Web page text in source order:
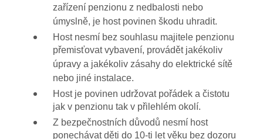
zařízení penzionu z nedbalosti nebo
úmyslně, je host povinen škodu uhradit.
Host nesmí bez souhlasu majitele penzionu
přemisťovat vybavení, provádět jakékoliv
úpravy a jakékoliv zásahy do elektrické sítě
nebo jiné instalace.
Host je povinen udržovat pořádek a čistotu
jak v penzionu tak v přilehlém okolí.
Z bezpečnostních důvodů nesmí host